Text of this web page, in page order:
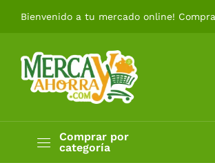
Bienvenido a tu mercado online!
Comprar por
categoría
Vinagre